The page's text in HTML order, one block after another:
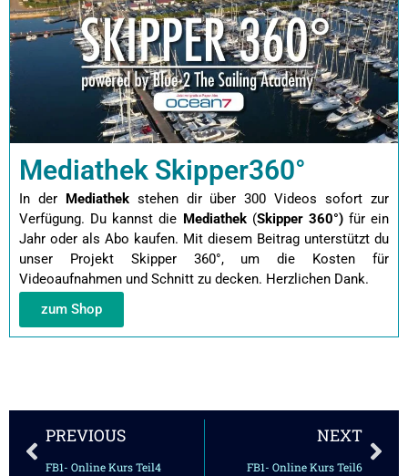
Mediathek Skipper360°
In der Mediathekstehen dir über 300 Videos sofort zur
Verfügung. Du kannst die Mediathek(Skipper 360°)für ein
Jahr oder als Abo kaufen. Mit diesem Beitrag unterstützt du
unser Projekt Skipper 360°, um die Kosten für
Videoaufnahmen und Schnitt zu decken. Herzlichen Dank.
zum Shop
Zurück
PREVIOUS
FB1- Online Kurs Teil4
NEXT
FB1- Online Kurs Teil6